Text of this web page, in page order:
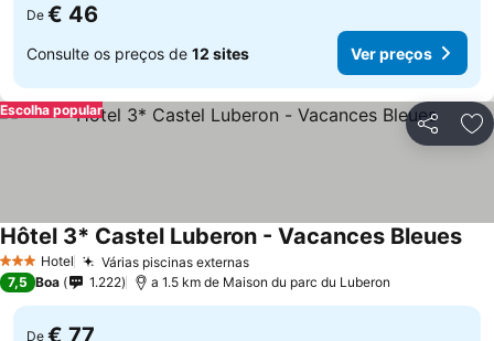
De € 46
Consulte os preços de 12 sites Ver preços
Partilhar
Escolha popular
3 EstrelasHotel Várias piscinas externas
Hôtel 3* Castel Luberon - Vacances Bleues
7,5 Boa 1.222 a 1.5 km de Maison du parc du Luberon
De € 77